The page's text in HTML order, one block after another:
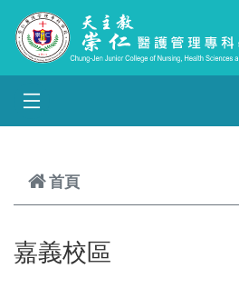
跳到主要內容
首頁
嘉義校區